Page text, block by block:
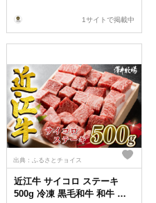
1サイトで掲載中
出典：ふるさとチョイス
近江牛 サイコロ ステーキ
500g 冷凍 黒毛和牛 和牛 牛